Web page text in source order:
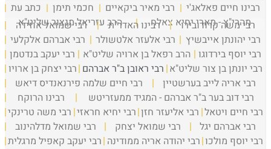
רבינו חיים פאלאג'י רבי מאיר ביקאיים חכמי תימן
כתב עת
מהרי"ץ - מארי יחיא צאלח
הרב עזריאל מנצור שליט"א רבי משה קרודובירו רבינו האדר"ת
רבי שמואל אוזידה
רבי יהונתן אייבשיץ
רבי אלעזר אלטשולר
רבי אברהם אלקלעי
רבי יוסף בירדוגו הרב רפאל בן ארויה שליט"א
רבי יעקב בנדטמן
רבי יונתן בן צור שליט"א רבי ראובן ב"ר אברהם רבי יצחק בן ארויו
רבי אריה לייב בערשטיין
רבי חיים שלמה פירנאנדיס דיאש
רבי דוב בער ב"ר אברהם - המגיד ממעזריטש
רבינו הרוקח
רבי חיים ויטאל רבי אליעזר חזן רבי יחיא חראזי רבי משה טרינקי
רבי אברהם יגל
רבי שמואל יצחק
רבי שמואל מדלהינוב
רבי יוסף מולכו רבי יהודה אריה ממודינה רבי יעקב קאפיל מרגלית